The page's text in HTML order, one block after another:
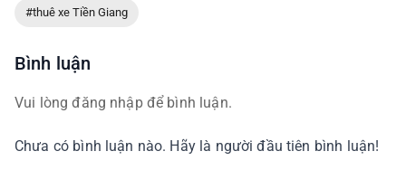
#thuê xe Tiền Giang
Bình luận
Vui lòng đăng nhập để bình luận.
Chưa có bình luận nào. Hãy là người đầu tiên bình luận!